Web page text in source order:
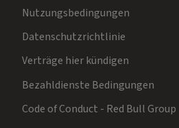
Nutzungsbedingungen
Datenschutzrichtlinie
Verträge hier kündigen
Bezahldienste Bedingungen
Code of Conduct - Red Bull Group